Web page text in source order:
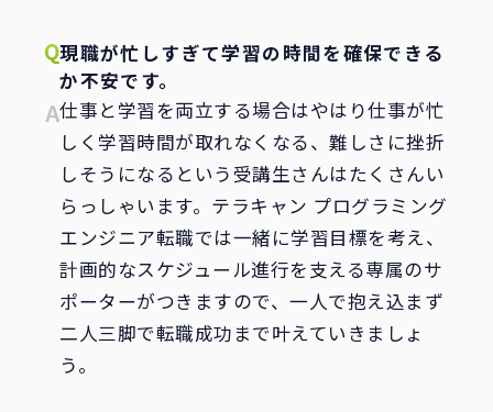
現職が忙しすぎて学習の時間を確保できる
か不安です。
仕事と学習を両立する場合はやはり仕事が忙
しく学習時間が取れなくなる、難しさに挫折
しそうになるという受講生さんはたくさんい
らっしゃいます。テラキャン プログラミング
エンジニア転職では一緒に学習目標を考え、
計画的なスケジュール進行を支える専属のサ
ポーターがつきますので、一人で抱え込まず
二人三脚で転職成功まで叶えていきましょ
う。